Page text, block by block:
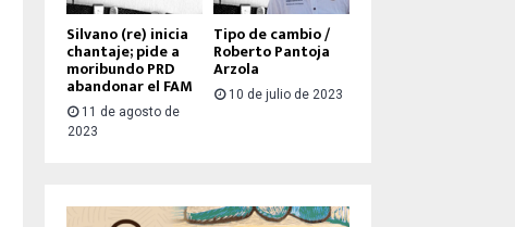
Silvano (re) inicia
chantaje; pide a
moribundo PRD
abandonar el FAM
11 de agosto de
2023
Tipo de cambio /
Roberto Pantoja
Arzola
10 de julio de 2023